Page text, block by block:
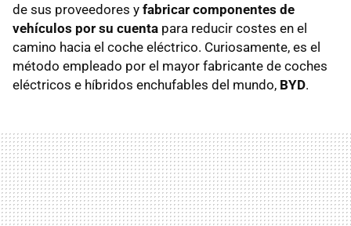
de sus proveedores y fabricar componentes de
vehículos por su cuenta para reducir costes en el
camino hacia el coche eléctrico. Curiosamente, es el
método empleado por el mayor fabricante de coches
eléctricos e híbridos enchufables del mundo, BYD.